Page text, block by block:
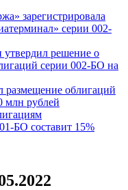
зарегистрировала
серии 002-
решение о
серии 002-БО на
размещение облигаций
млн рублей
БО составит 15%